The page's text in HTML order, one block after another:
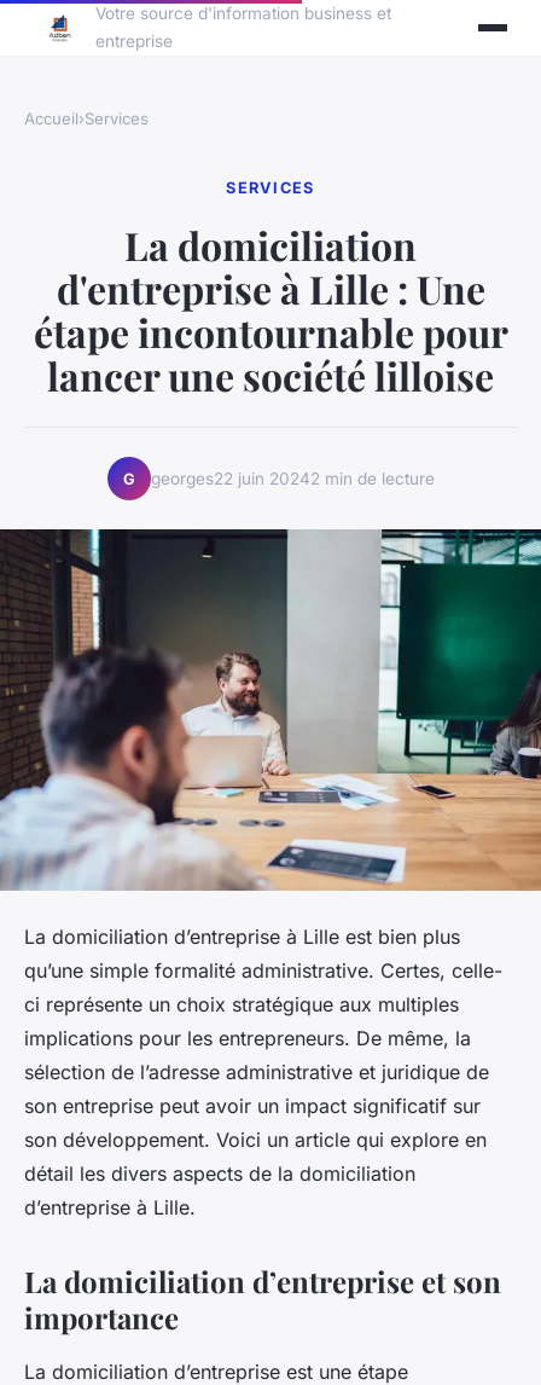
Votre source d'information business et
entreprise
Accueil›Services
SERVICES
La domiciliation
d'entreprise à Lille : Une
étape incontournable pour
lancer une société lilloise
G georges22 juin 20242 min de lecture
La domiciliation d’entreprise à Lille est bien plus
qu’une simple formalité administrative. Certes, celle-
ci représente un choix stratégique aux multiples
implications pour les entrepreneurs. De même, la
sélection de l’adresse administrative et juridique de
son entreprise peut avoir un impact significatif sur
son développement. Voici un article qui explore en
détail les divers aspects de la domiciliation
d’entreprise à Lille.
La domiciliation d’entreprise et son
importance
La domiciliation d’entreprise est une étape